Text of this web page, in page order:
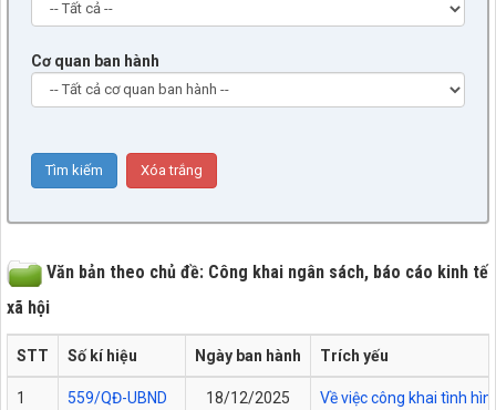
Cơ quan ban hành
Văn bản theo chủ đề: Công khai ngân sách, báo cáo kinh tế
xã hội
STT Số kí hiệu Ngày ban hành Trích yếu
1 559/QĐ-UBND 18/12/2025 Về việc công khai tình